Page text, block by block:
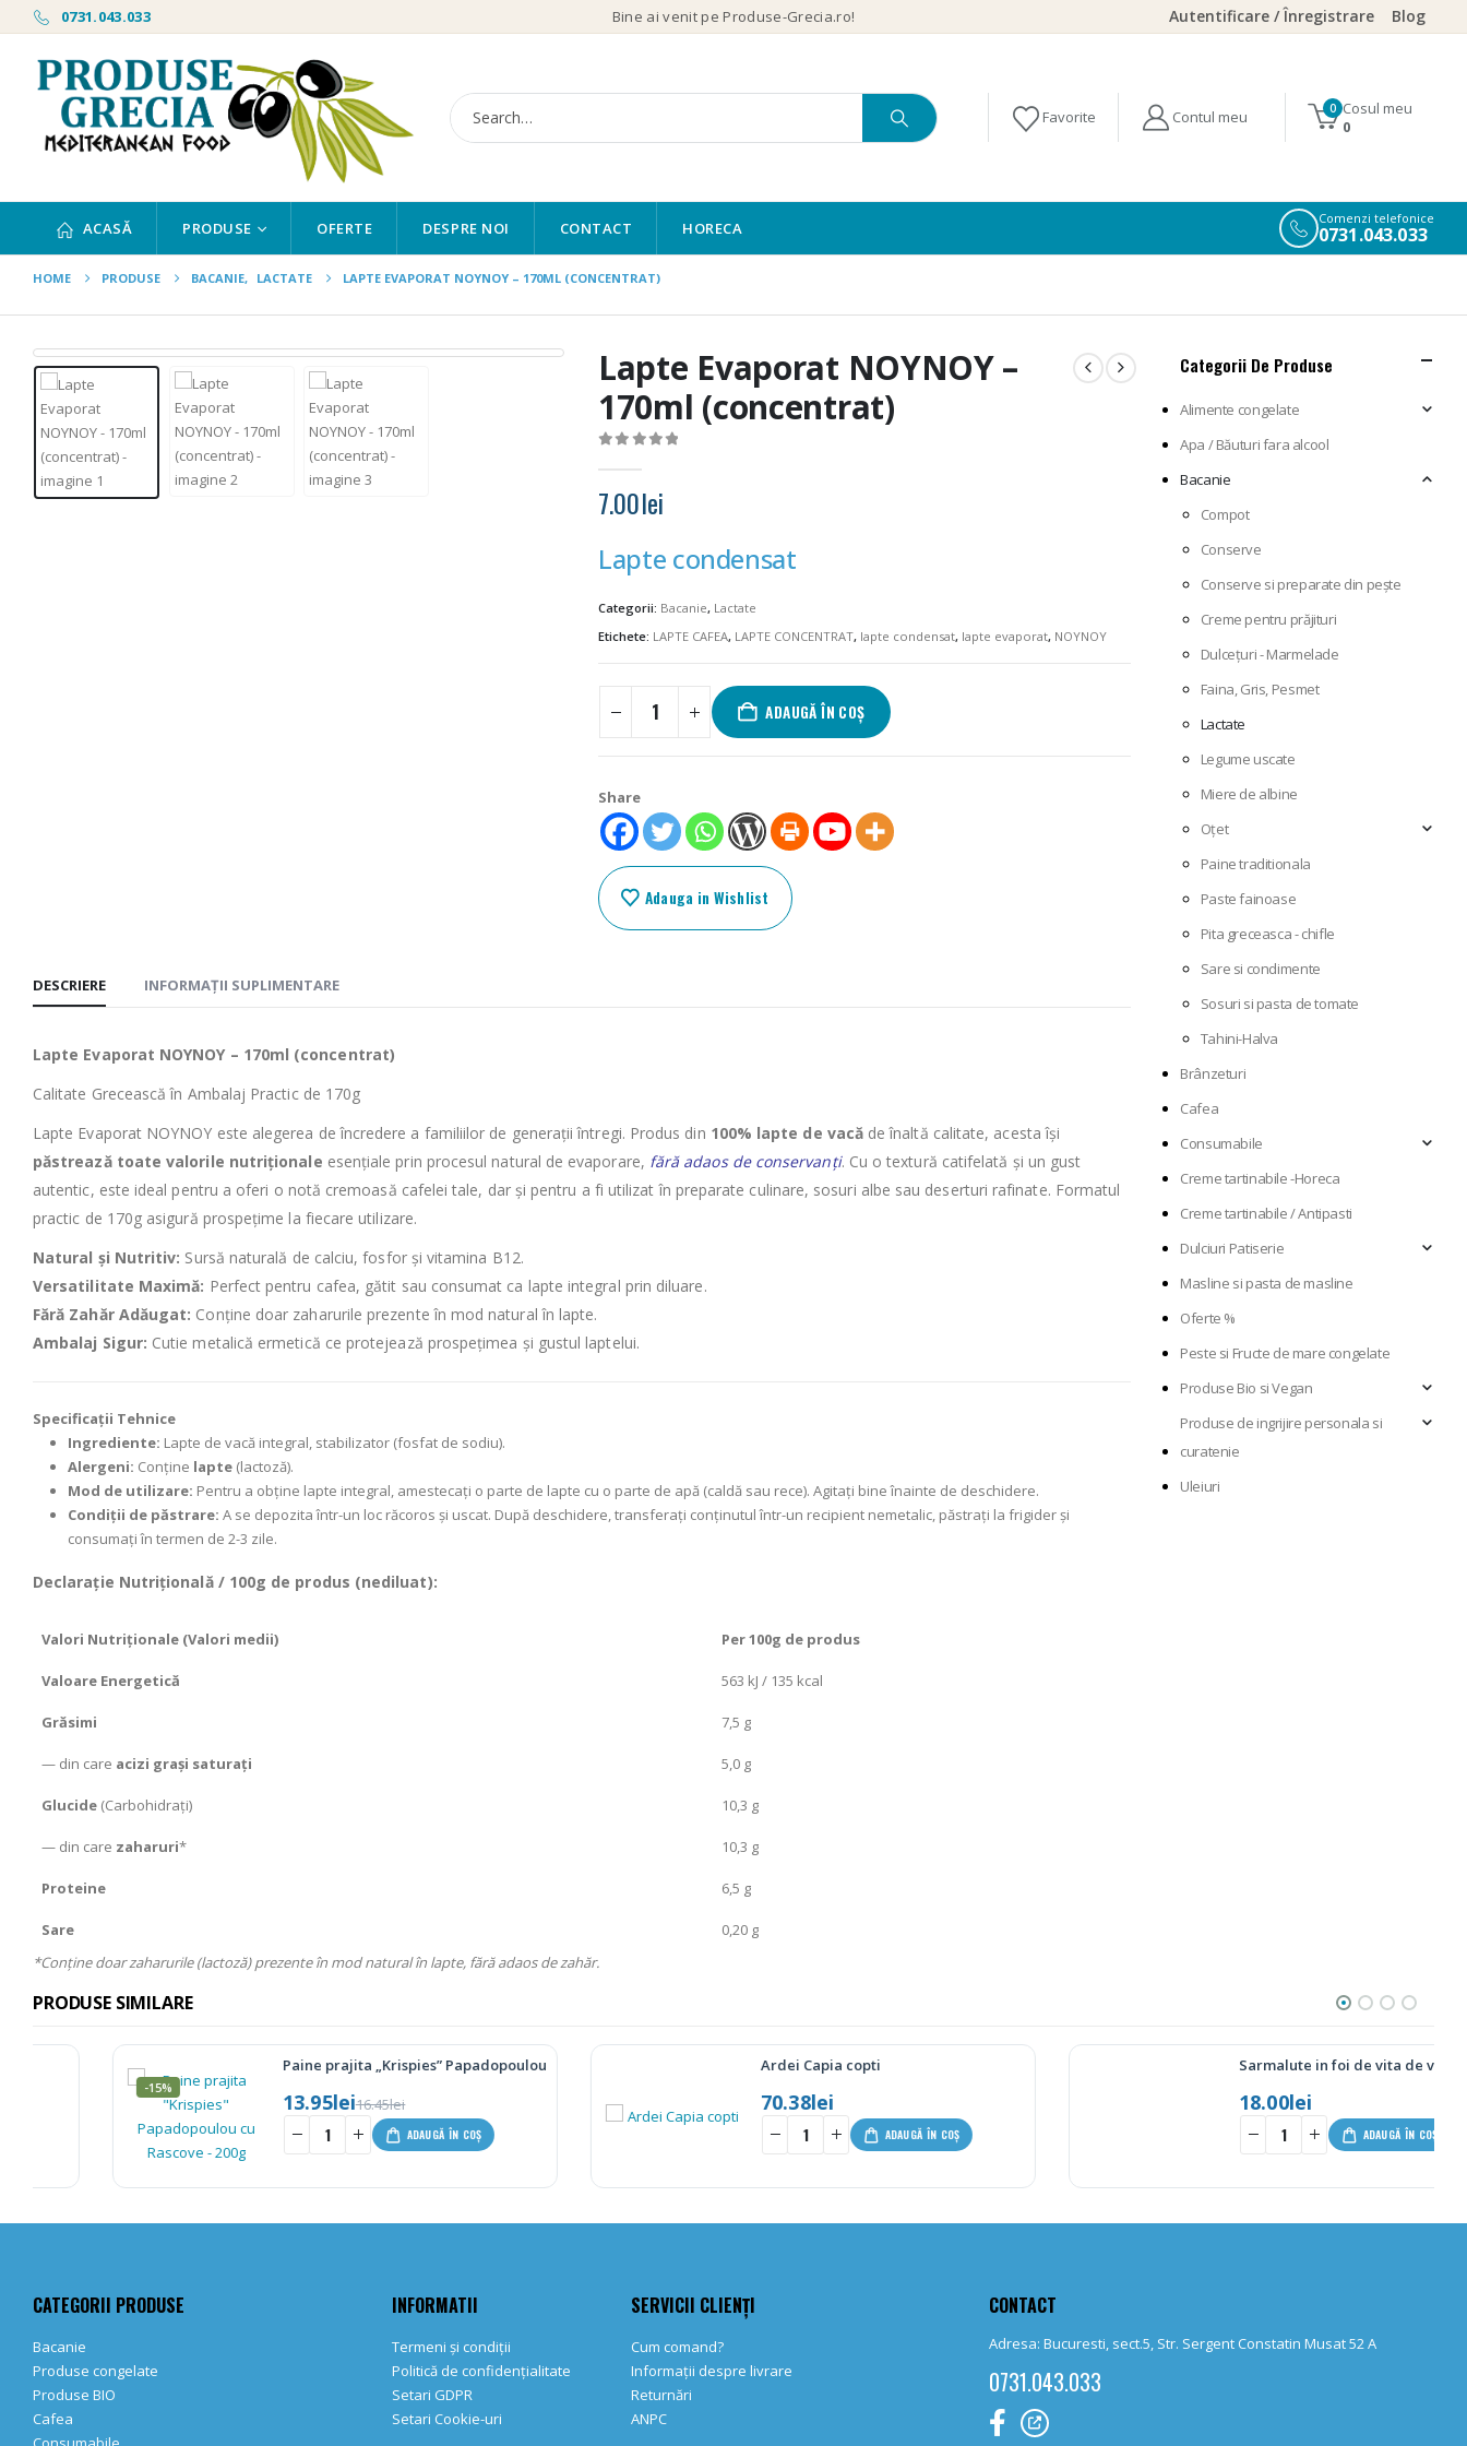
0731.043.033 Bine ai venit pe Produse-Grecia.ro! Autentificare / Înregistrare Blog
0 Cosul meu
0
ACASĂ PRODUSE OFERTE DESPRE NOI CONTACT HORECA
Comenzi telefonice
0731.043.033
HOME PRODUSE BACANIE, LACTATE LAPTE EVAPORAT NOYNOY – 170ML (CONCENTRAT)
Lapte Evaporat NOYNOY –
170ml (concentrat)
7.00lei
Lapte condensat
Categorii: Bacanie, Lactate
Etichete: LAPTE CAFEA, LAPTE CONCENTRAT, lapte condensat, lapte evaporat, NOYNOY
ADAUGĂ ÎN COȘ
Share
Adauga in Wishlist
DESCRIERE INFORMAȚII SUPLIMENTARE
Lapte Evaporat NOYNOY – 170ml (concentrat)
Calitate Grecească în Ambalaj Practic de 170g
Lapte Evaporat NOΥNOΥ este alegerea de încredere a familiilor de generații întregi. Produs din 100% lapte de vacăde înaltă calitate, acesta își
păstrează toate valorile nutriționale esențiale prin procesul natural de evaporare, fără adaos de conservanți. Cu o textură catifelată și un gust
autentic, este ideal pentru a oferi o notă cremoasă cafelei tale, dar și pentru a fi utilizat în preparate culinare, sosuri albe sau deserturi rafinate. Formatul
practic de 170g asigură prospețime la fiecare utilizare.
Natural și Nutritiv: Sursă naturală de calciu, fosfor și vitamina B12.
Versatilitate Maximă: Perfect pentru cafea, gătit sau consumat ca lapte integral prin diluare.
Fără Zahăr Adăugat: Conține doar zaharurile prezente în mod natural în lapte.
Ambalaj Sigur: Cutie metalică ermetică ce protejează prospețimea și gustul laptelui.
Specificații Tehnice
Ingrediente: Lapte de vacă integral, stabilizator (fosfat de sodiu).
Alergeni: Conține lapte (lactoză).
Mod de utilizare: Pentru a obține lapte integral, amestecați o parte de lapte cu o parte de apă (caldă sau rece). Agitați bine înainte de deschidere.
Condiții de păstrare: A se depozita într-un loc răcoros și uscat. După deschidere, transferați conținutul într-un recipient nemetalic, păstrați la frigider și
consumați în termen de 2-3 zile.
Declarație Nutrițională / 100g de produs (nediluat):
Valori Nutriționale (Valori medii) Per 100g de produs
Valoare Energetică 563 kJ / 135 kcal
Grăsimi 7,5 g
— din care acizi grași saturați 5,0 g
Glucide (Carbohidrați) 10,3 g
— din care zaharuri* 10,3 g
Proteine 6,5 g
Sare
0,20 g
*Conține doar zaharurile (lactoză) prezente în mod natural în lapte, fără adaos de zahăr.
Categorii De Produse
Alimente congelate
Apa / Băuturi fara alcool
Bacanie
Compot
Conserve
Conserve si preparate din pește
Creme pentru prăjituri
Dulcețuri - Marmelade
Faina, Gris, Pesmet
Lactate
Legume uscate
Miere de albine
Oțet
Paine traditionala
Paste fainoase
Pita greceasca - chifle
Sare si condimente
Sosuri si pasta de tomate
Tahini-Halva
Brânzeturi
Cafea
Consumabile
Creme tartinabile -Horeca
Creme tartinabile / Antipasti
Dulciuri Patiserie
Masline si pasta de masline
Oferte %
Peste si Fructe de mare congelate
Produse Bio si Vegan
Produse de ingrijire personala si
curatenie
Uleiuri
PRODUSE SIMILARE
Paine prajita „Krispies” Papadopoulou cu Rascove – 200g
16.45lei
13.95
ADAUGĂ ÎN COȘ
Ardei Capia copti
ADAUGĂ ÎN COȘ
Sarmalute in foi de vita de vie – 280g
ADAUGĂ ÎN COȘ
CATEGORII PRODUSE
Bacanie
Produse congelate
Produse BIO
Cafea
INFORMATII
Termeni și condiții
Politică de confidențialitate
Setari GDPR
Setari Cookie-uri
SERVICII CLIENȚI
Cum comand?
Informații despre livrare
Returnări
ANPC
CONTACT
Adresa: Bucuresti, sect.5, Str. Sergent Constatin Musat 52 A
0731.043.033